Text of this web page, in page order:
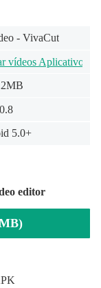
- VivaCut
vídeos Aplicativos
5.0+
editor